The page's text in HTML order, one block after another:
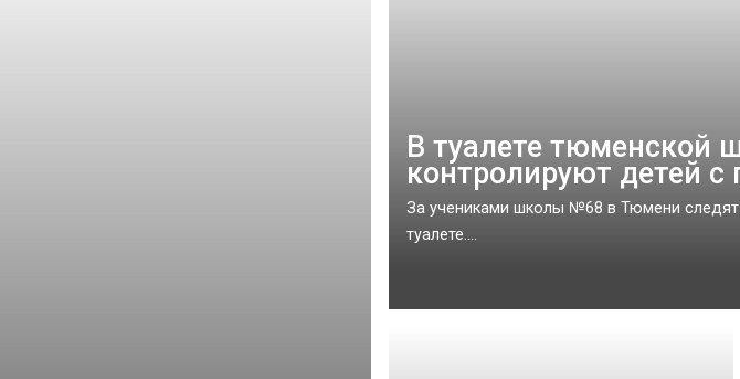
В туалете тюменской
контролируют детей
За учениками школы №68 в Тюмени
туалете....